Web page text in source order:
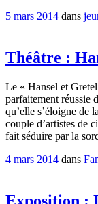
5 mars 2014 dans
Théâtre :
Le « Hansel et
parfaitement réussie
qu’elle s’éloigne de
couple d’artistes de
fait séduire par la
4 mars 2014 dans